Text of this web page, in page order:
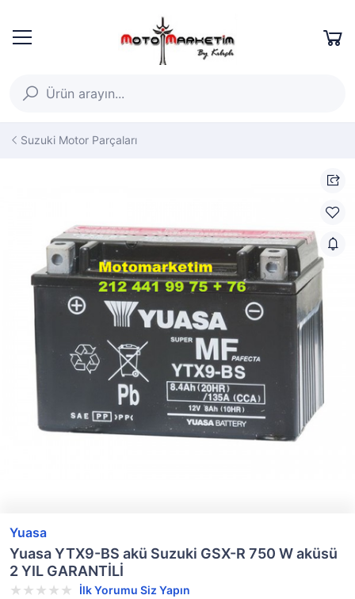
Suzuki Motor Parçaları
Yuasa
Yuasa YTX9-BS akü Suzuki GSX-R 750 W aküsü
2 YIL GARANTİLİ
İlk Yorumu Siz Yapın